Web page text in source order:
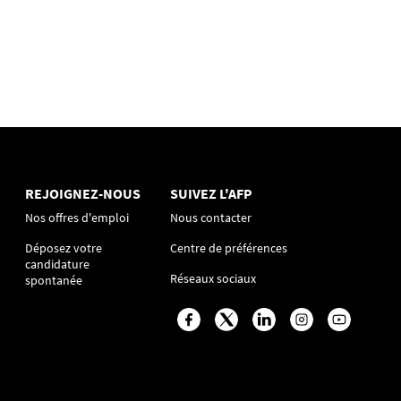
REJOIGNEZ-NOUS
Nos offres d'emploi
Déposez votre
candidature
spontanée
SUIVEZ L'AFP
Nous contacter
Centre de préférences
Réseaux sociaux